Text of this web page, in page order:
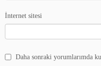
İnternet sitesi
Daha sonraki yorumlarımda